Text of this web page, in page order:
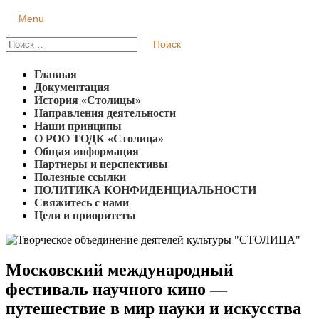
content
Творческое объединение деятелей культуры "СТОЛИЦА"
Региональная общественная организация
Primary
Menu
Menu
Найти:
Главная
Документация
История «Столицы»
Направления деятельности
Наши принципы
О РОО ТОДК «Столица»
Общая информация
Партнеры и перспективы
Полезные ссылки
ПОЛИТИКА КОНФИДЕНЦИАЛЬНОСТИ
Свяжитесь с нами
Цели и приоритеты
Московский международный
фестиваль научного кино —
путешествие в мир науки и искусства